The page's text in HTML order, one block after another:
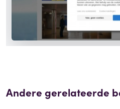
Andere gerelateerde